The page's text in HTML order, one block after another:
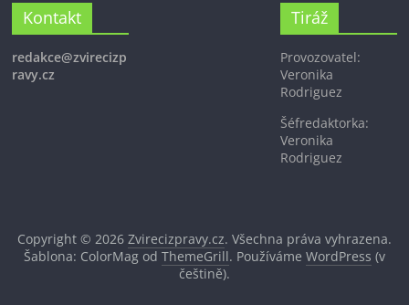
Kontakt
redakce@zvirecizp
ravy.cz
Tiráž
Provozovatel:
Veronika
Rodriguez
Šéfredaktorka:
Veronika
Rodriguez
Copyright © 2026 Zvirecizpravy.cz. Všechna práva vyhrazena.
Šablona: ColorMag od ThemeGrill. Používáme WordPress (v
češtině).